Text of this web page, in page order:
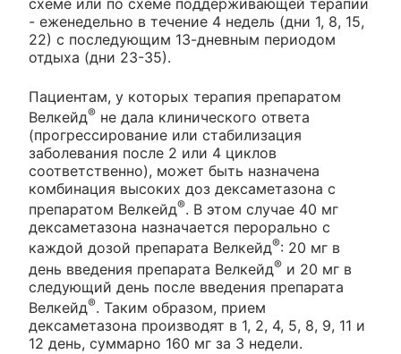
- еженедельно в течение 4 недель (дни 1, 8, 15,
22) с последующим 13-дневным периодом
отдыха (дни 23-35).
Пациентам, у которых терапия препаратом
Велкейд® не дала клинического ответа
(прогрессирование или стабилизация
заболевания после 2 или 4 циклов
соответственно), может быть назначена
комбинация высоких доз дексаметазона с
препаратом Велкейд®. В этом случае 40 мг
дексаметазона назначается перорально с
каждой дозой препарата Велкейд®: 20 мг в
день введения препарата Велкейд® и 20 мг в
следующий день после введения препарата
Велкейд®. Таким образом, прием
дексаметазона производят в 1, 2, 4, 5, 8, 9, 11 и
12 день, суммарно 160 мг за 3 недели.